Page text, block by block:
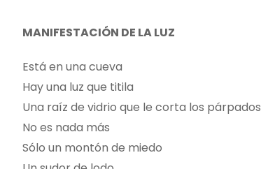
MANIFESTACIÓN DE LA LUZ
Está en una cueva
Hay una luz que titila
Una raíz de vidrio que le corta los párpados
No es nada más
Sólo un montón de miedo